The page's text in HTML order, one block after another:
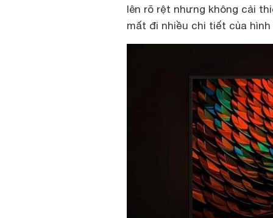
lên rõ rệt nhưng không cải
mất đi nhiều chi tiết của hình